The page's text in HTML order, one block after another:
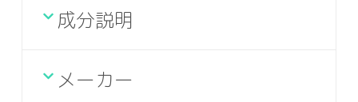
成分説明
メーカー